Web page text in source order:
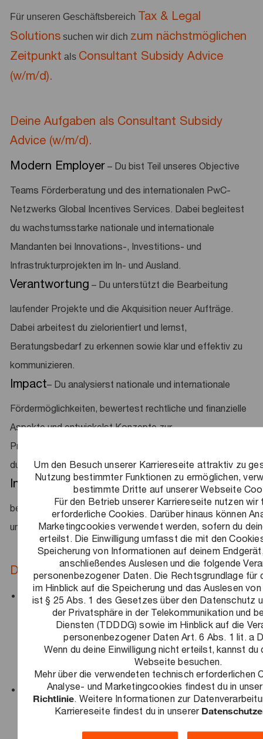
Um den Besuch unserer Karriereseite attraktiv zu
Nutzung bestimmter Funktionen zu ermöglichen,
bestimmte Dritte auf unserer Webseite
Für den Betrieb unserer Karriereseite nutzen wir
erforderliche Cookies. Darüber hinaus können
Marketingcookies verwendet werden, sofern du
erteilst. Die Einwilligung umfasst die mit den
Speicherung von Informationen auf deinem
anschließendes Auslesen und die folgende
personenbezogener Daten. Die Rechtsgrundlage für
im Hinblick auf die Speicherung und das Auslesen
ist § 25 Abs. 1 des Gesetzes über den Datenschutz
der Privatsphäre in der Telekommunikation und
Diensten (TDDDG) sowie im Hinblick auf die
personenbezogener Daten Art. 6 Abs. 1 lit. a
Wenn du deine Einwilligung nicht erteilst, kannst du
Webseite besuchen.
Mehr über die verwendeten technisch erforderlichen
Analyse- und Marketingcookies findest du in
Richtlinie. Weitere Informationen zur
Karriereseite findest du in unserer
Für unseren Geschäftsbereich Tax & Legal
Solutionssuchen wir dich zum nächstmöglichen
Zeitpunkt als Consultant Subsidy Advice
(w/m/d).
Deine Aufgaben als Consultant Subsidy
Advice (w/m/d).
Modern Employer– Du bist Teil unseres Objective
Teams Förderberatung und des internationalen PwC-
Netzwerks Global Incentives Services. Dabei begleitest
du wachstumsstarke nationale und internationale
Mandanten bei Innovations-, Investitions- und
Infrastrukturprojekten im In- und Ausland.
Verantwortung – Du unterstützt die Bearbeitung
laufender Projekte und die Akquisition neuer Aufträge.
Dabei arbeitest du zielorientiert und lernst,
Beratungsbedarf zu erkennen sowie klar und effektiv zu
kommunizieren.
Impact– Du analysierst nationale und internationale
Fördermöglichkeiten, bewertest rechtliche und finanzielle
Aspekte und entwickelst Konzepte zur
Projektfinanzierung durch Fördermittel. Zudem begleitest
du Verhandlungen und hilfst, Risiken zu identifizieren
Innovation– Du bringst neue Ideen ein und trägst dazu
bei, komplexe Projekte zukunftsorientiert und effizient
umzusetzen.
Das bringst du mit​
Du hast dein Studium in Wirtschaftswissenschaften,
Wirtschaftsingenieurwesen, Rechtswissenschaften
oder einem vergleichbaren Studiengang mit sehr guten
Ergebnissen abgeschlossen – mit oder ohne
Promotion.
Mit den Grundlagen der Investitions- und
Finanzierungsrechnung bist du bestens vertraut. Dies